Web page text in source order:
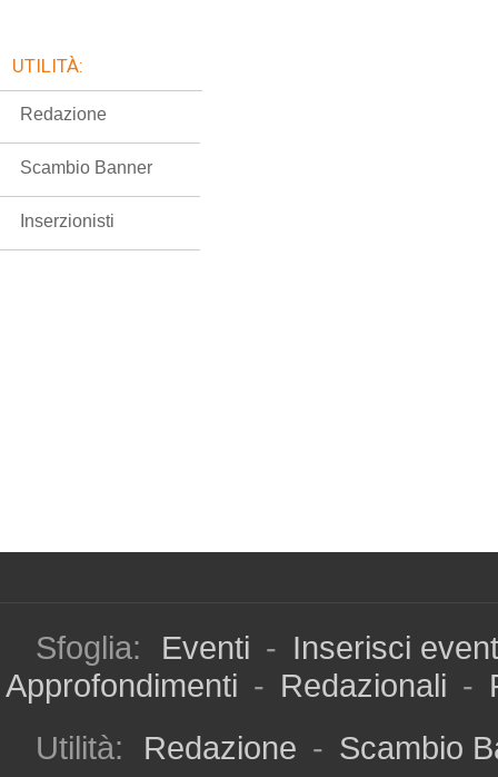
UTILITÀ:
Redazione
Scambio Banner
Inserzionisti
Sfoglia: Eventi - Inserisci
Approfondimenti - Redazionali -
Utilità:
Redazione - Scambio